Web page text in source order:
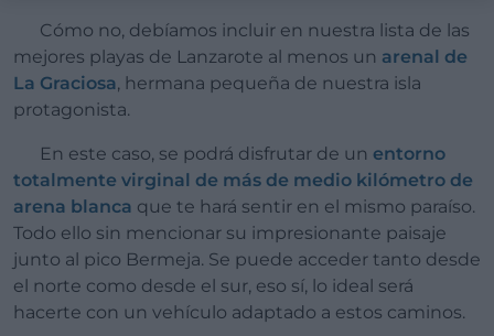
Cómo no, debíamos incluir en nuestra lista de las
mejores playas de Lanzarote al menos un arenal de
La Graciosa, hermana pequeña de nuestra isla
protagonista.
En este caso, se podrá disfrutar de un entorno
totalmente virginal de más de medio kilómetro de
arena blanca que te hará sentir en el mismo paraíso.
Todo ello sin mencionar su impresionante paisaje
junto al pico Bermeja. Se puede acceder tanto desde
el norte como desde el sur, eso sí, lo ideal será
hacerte con un vehículo adaptado a estos caminos.